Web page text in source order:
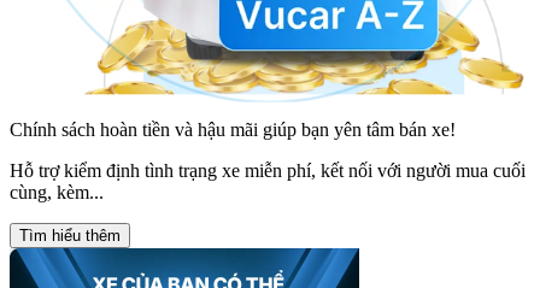
Chính sách hoàn tiền và hậu mãi giúp bạn yên tâm bán xe!
Hỗ trợ kiểm định tình trạng xe miễn phí, kết nối với người mua cuối
cùng, kèm...
Tìm hiểu thêm